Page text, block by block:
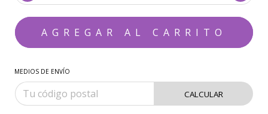
MEDIOS DE ENVÍO
CALCULAR